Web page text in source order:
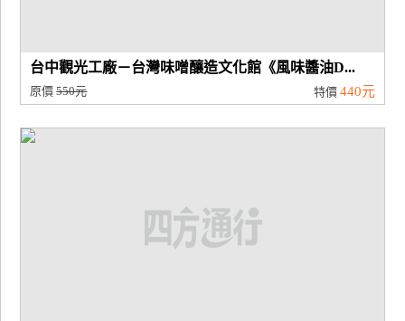
商
品
宣
台中觀光工廠－台灣味噌釀造文化館《風味醬油D...
原價550元 特價 440元